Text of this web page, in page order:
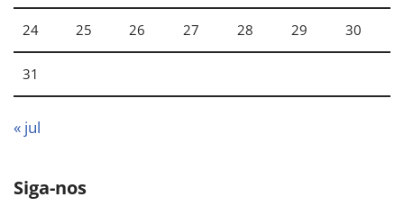
24 25 26 27 28 29 30
31
« jul
Siga-nos